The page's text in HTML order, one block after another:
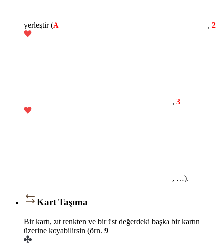
yerleştir (A , 2
, 3
, …).
Kart Taşıma
Bir kartı, zıt renkten ve bir üst değerdeki başka bir kartın
üzerine koyabilirsin (örn. 9